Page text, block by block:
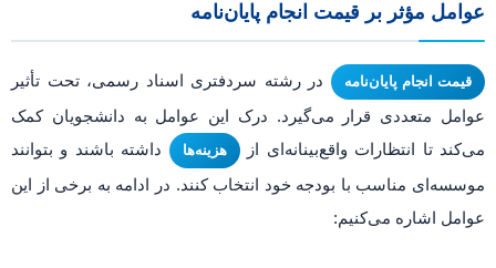
عوامل مؤثر بر قیمت انجام پایان‌نامه
قیمت انجام پایان‌نامه
در رشته سردفتری اسناد رسمی، تحت تأثیر
عوامل متعددی قرار می‌گیرد. درک این عوامل به دانشجویان کمک
می‌کند تا انتظارات واقع‌بینانه‌ای از
هزینه‌ها
داشته باشند و بتوانند
موسسه‌ای مناسب با بودجه خود انتخاب کنند. در ادامه به برخی از این
عوامل اشاره می‌کنیم: